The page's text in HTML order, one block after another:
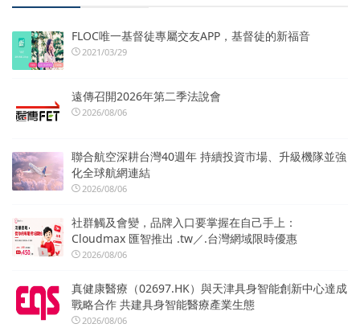
FLOC唯一基督徒專屬交友APP，基督徒的新福音
2021/03/29
遠傳召開2026年第二季法說會
2026/08/06
聯合航空深耕台灣40週年 持續投資市場、升級機隊並強
化全球航網連結
2026/08/06
社群觸及會變，品牌入口要掌握在自己手上：
Cloudmax 匯智推出 .tw／.台灣網域限時優惠
2026/08/06
真健康醫療（02697.HK）與天津具身智能創新中心達成
戰略合作 共建具身智能醫療產業生態
2026/08/06